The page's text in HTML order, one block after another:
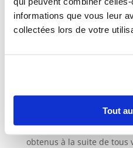
informations que vous leur
collectées lors de votre
Tout
traitées et vous fera
silhouette sera
lipoaspiration des bras,
! A vous
en fonction de votre
Etape 3 : le régime
Objectif : maintenir et
obtenus à la suite de tous